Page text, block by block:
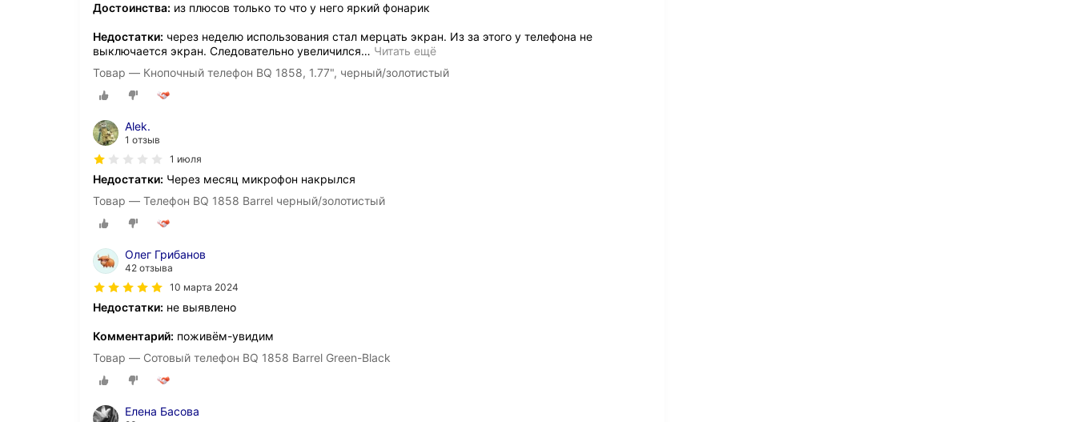
Достоинства: из плюсов только то что у него яркий фонарик
Недостатки: через неделю использования стал мерцать экран. Из за этого у телефона не
выключается экран. Следовательно увеличился… Читать ещё
Товар — Кнопочный телефон BQ 1858, 1.77", черный/золотистый
Alek.
1 отзыв
1 июля
Недостатки: Через месяц микрофон накрылся
Товар — Телефон BQ 1858 Barrel черный/золотистый
Олег Грибанов
42 отзыва
10 марта 2024
Недостатки: не выявлено
Комментарий: поживём-увидим
Товар — Сотовый телефон BQ 1858 Barrel Green-Black
Елена Басова